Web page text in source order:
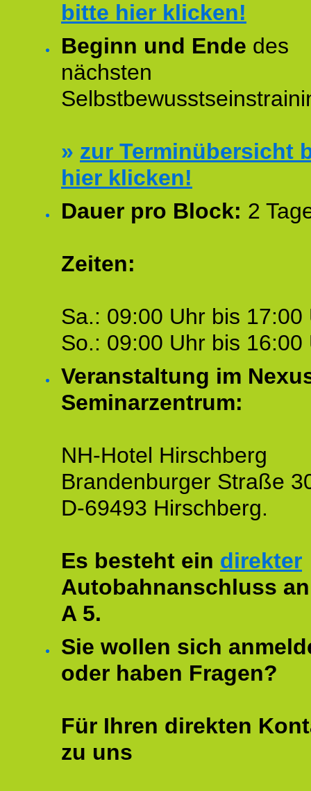
bitte hier klicken!
Beginn und Ende des
nächsten
» zur Terminübersicht
hier klicken!
Dauer pro Block: 2
Zeiten:
Sa.: 09:00 Uhr bis 17:00
So.: 09:00 Uhr bis 16:00
Veranstaltung im
Seminarzentrum:
NH-Hotel Hirschberg
Brandenburger Straße
D-69493 Hirschberg.
Es besteht ein direkter
Autobahnanschluss
A 5.
Sie wollen sich
oder haben Fragen?
Für Ihren direkten
zu uns